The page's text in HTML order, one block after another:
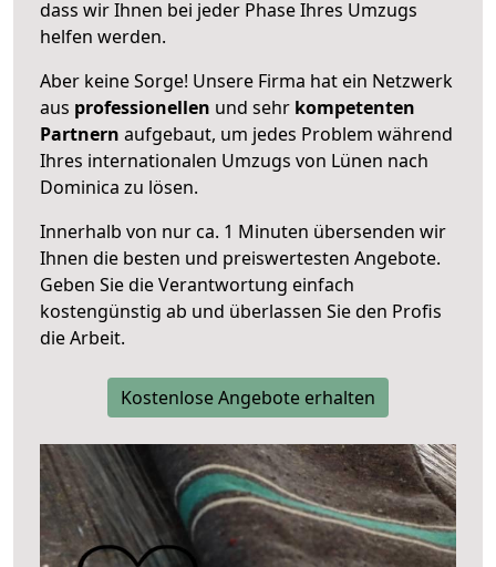
dass wir Ihnen bei jeder Phase Ihres Umzugs
helfen werden.
Aber keine Sorge! Unsere Firma hat ein Netzwerk
aus professionellen und sehr kompetenten
Partnern aufgebaut, um jedes Problem während
Ihres internationalen Umzugs von Lünen nach
Dominica zu lösen.
Innerhalb von nur ca. 1 Minuten übersenden wir
Ihnen die besten und preiswertesten Angebote.
Geben Sie die Verantwortung einfach
kostengünstig ab und überlassen Sie den Profis
die Arbeit.
Kostenlose Angebote erhalten